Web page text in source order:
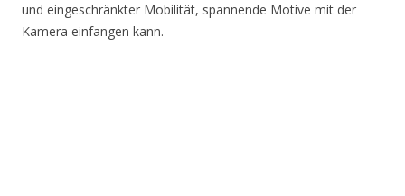
und eingeschränkter Mobilität, spannende Motive mit der
Kamera einfangen kann.